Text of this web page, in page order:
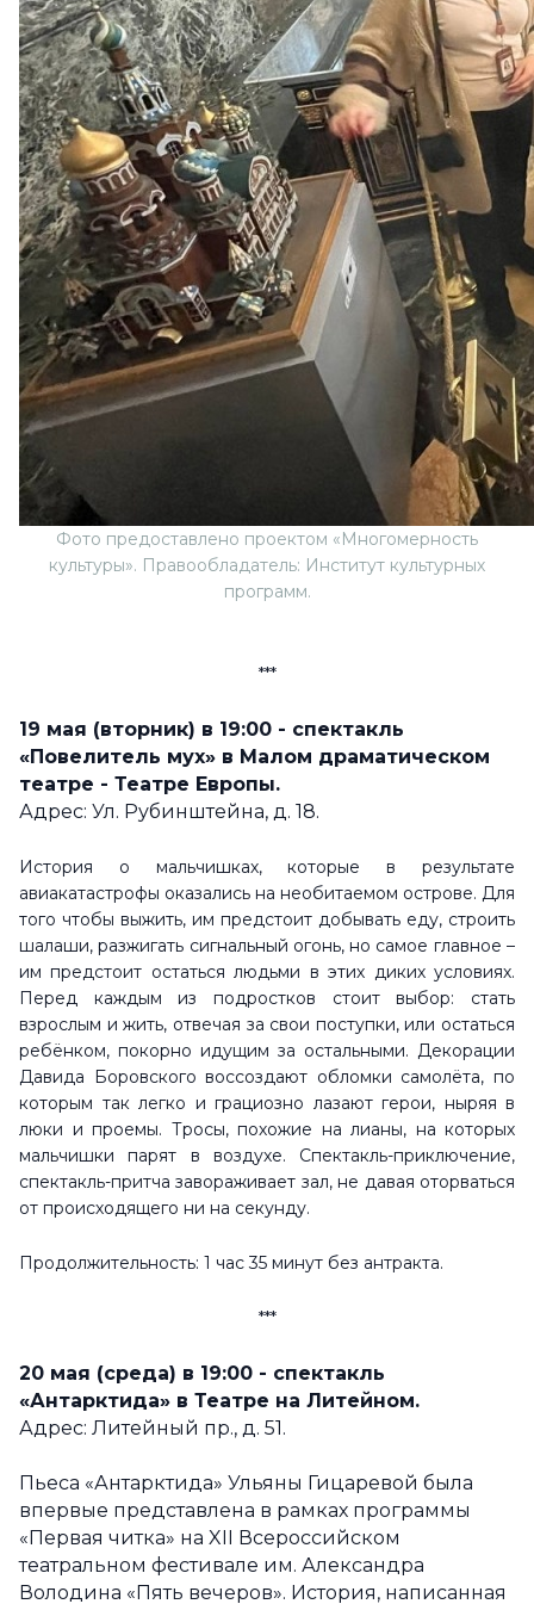
Фото предоставлено проектом «Многомерность
культуры». Правообладатель: Институт культурных
программ.
***
19 мая (вторник) в 19:00 - спектакль
«Повелитель мух» в Малом драматическом
театре - Театре Европы.
Адрес: Ул. Рубинштейна, д. 18.
История о мальчишках, которые в результате
авиакатастрофы оказались на необитаемом острове. Для
того чтобы выжить, им предстоит добывать еду, строить
шалаши, разжигать сигнальный огонь, но самое главное –
им предстоит остаться людьми в этих диких условиях.
Перед каждым из подростков стоит выбор: стать
взрослым и жить, отвечая за свои поступки, или остаться
ребёнком, покорно идущим за остальными. Декорации
Давида Боровского воссоздают обломки самолёта, по
которым так легко и грациозно лазают герои, ныряя в
люки и проемы. Тросы, похожие на лианы, на которых
мальчишки парят в воздухе. Спектакль-приключение,
спектакль-притча завораживает зал, не давая оторваться
от происходящего ни на секунду.
Продолжительность: 1 час 35 минут без антракта.
***
20 мая (среда) в 19:00 - спектакль
«Антарктида» в Театре на Литейном.
Адрес: Литейный пр., д. 51.
Пьеса «Антарктида» Ульяны Гицаревой была
впервые представлена в рамках программы
«Первая читка» на XII Всероссийском
театральном фестивале им. Александра
Володина «Пять вечеров». История, написанная